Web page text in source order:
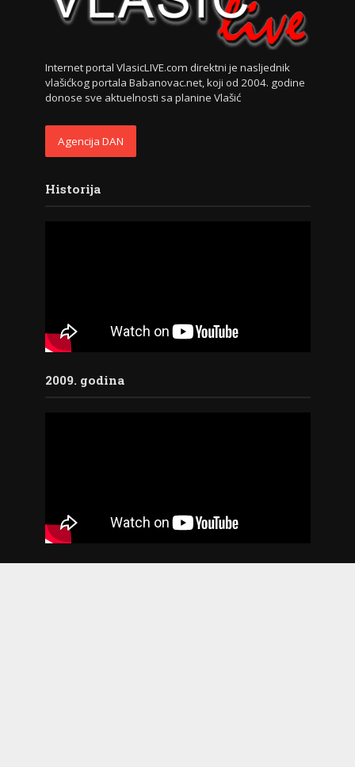
Internet portal VlasicLIVE.com direktni je nasljednik
vlašićkog portala Babanovac.net, koji od 2004. godine
donose sve aktuelnosti sa planine Vlašić
Agencija DAN
Historija
2009. godina